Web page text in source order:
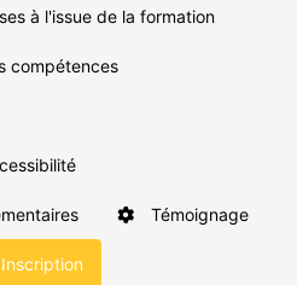
à l'issue de la formation
compétences
Témoignage
Inscription